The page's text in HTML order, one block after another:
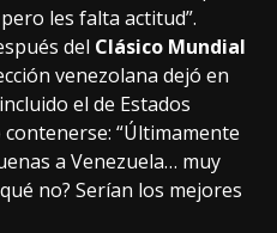
les falta actitud”.
del Clásico Mundial
venezolana dejó en
el de Estados
“Últimamente
a Venezuela… muy
no? Serían los mejores